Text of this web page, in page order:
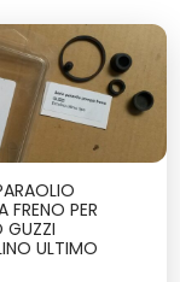
FRENO PER
ULTIMO